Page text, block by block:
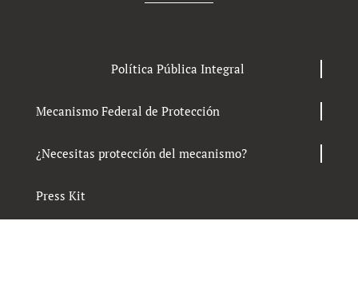
Política Pública Integral
Mecanismo Federal de Protección
¿Necesitas protección del mecanismo?
Press Kit